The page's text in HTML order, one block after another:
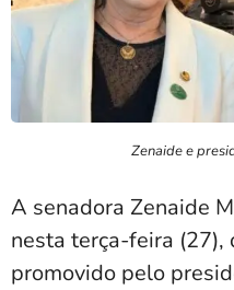
Zenaide e
A senadora Zenaide
nesta terça-feira (27),
promovido pelo